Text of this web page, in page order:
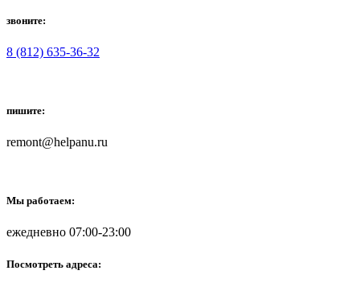
звоните:
8 (812) 635-36-32
пишите:
remont@helpanu.ru
Мы работаем:
ежедневно 07:00-23:00
Посмотреть адреса: